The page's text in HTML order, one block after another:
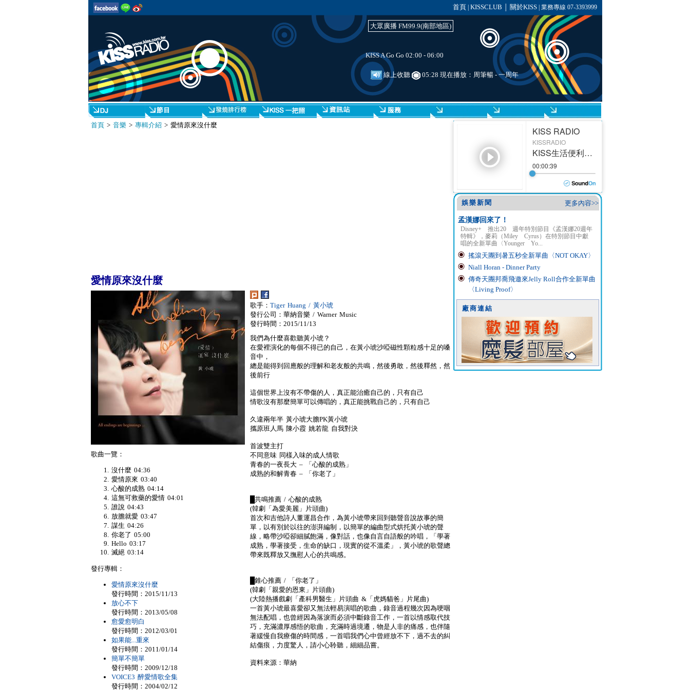
首頁 KISSCLUB 關於KISS| 業務專線 07-3393999
大眾廣播 FM99.9(南部地區)
KISS A Go Go 02:00 - 06:00
線上收聽 05:28 現在播放： 周筆暢-一周年
首頁> 音樂> 專輯介紹 > 愛情原來沒什麼
愛情原來沒什麼
歌手： Tiger Huang / 黃小琥
發行公司：華納音樂 / Warner Music
發行時間：2015/11/13
我們為什麼喜歡聽黃小琥？
在愛裡演化的每個不得已的自己，在黃小琥沙啞磁性顆粒感十足的嗓
音中，
總是能得到回應般的理解和老友般的共鳴，然後勇敢，然後釋然，然
後前行
這個世界上沒有不帶傷的人，真正能治癒自己的，只有自己
情歌沒有那麼簡單可以傳唱的，真正能挑戰自己的，只有自己
久違兩年半 黃小琥大膽PK黃小琥
攜原班人馬 陳小霞 姚若龍 自我對決
首波雙主打
不同意味 同樣入味的成人情歌
青春的一夜長大 – 「心酸的成熟」
成熟的和解青春 – 「你老了」
█共鳴推薦 / 心酸的成熟
(韓劇「為愛美麗」片頭曲)
首次和吉他詩人董運昌合作，為黃小琥帶來回到聽聲音說故事的簡
單，以有別於以往的澎湃編制，以簡單的編曲型式烘托黃小琥的聲
線，略帶沙啞卻細膩飽滿，像對話，也像自言自語般的吟唱，「學著
成熟，學著接受，生命的缺口，現實的從不溫柔」，黃小琥的歌聲總
帶來既釋放又撫慰人心的共鳴感。
█錐心推薦 / 「你老了」
(韓劇「親愛的恩東」片頭曲)
(大陸熱播戲劇「產科男醫生」片頭曲 &「虎媽貓爸」片尾曲)
一首黃小琥最喜愛卻又無法輕易演唱的歌曲，錄音過程幾次因為哽咽
無法配唱，也曾經因為落淚而必須中斷錄音工作，一首以情感取代技
巧，充滿濃厚感悟的歌曲，充滿時過境遷，物是人非的痛感，也伴隨
著緩慢自我療傷的時間感，一首唱我們心中曾經放不下，過不去的糾
結傷痕，力度驚人，請小心聆聽，細細品嘗。
資料來源：華納
歌曲一覽：
沒什麼 04:36
愛情原來 03:40
心酸的成熟 04:14
這無可救藥的愛情 04:01
誰說 04:43
放膽就愛 03:47
謀生 04:26
你老了 05:00
Hello 03:17
滅絕 03:14
發行專輯：
愛情原來沒什麼
發行時間：2015/11/13
放心不下
發行時間：2013/05/08
愈愛愈明白
發行時間：2012/03/01
如果能...重來
發行時間：2011/01/14
簡單不簡單
發行時間：2009/12/18
VOICE3 醉愛情歌全集
發行時間：2004/02/12
更多內容>>
娛樂新聞
孟漢娜回來了！
Disney+ 推出20 週年特別節目《孟漢娜20週年
特輯》，麥莉（Miley Cyrus）在特別節目中獻
唱的全新單曲〈Younger Yo...
搖滾天團到暑五秒全新單曲〈NOT OKAY〉
Niall Horan - Dinner Party
傳奇天團邦喬飛邀來Jelly Roll合作全新單曲
〈Living Proof〉
廠商連結